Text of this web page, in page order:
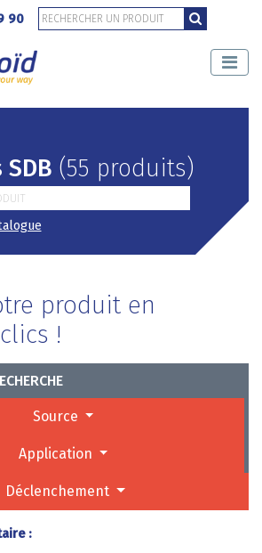
90
(55 produits)
produit en
!
Source
Application
Déclenchement
: